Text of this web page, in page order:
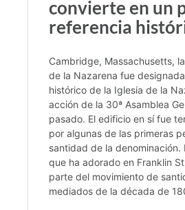
convierte en un
referencia
Cambridge, Massachusetts,
de la Nazarena fue
histórico de la Iglesia de la
acción de la 30ª Asamblea
pasado. El edificio en sí fue
por algunas de las primeras
santidad de la denominación.
que ha adorado en Franklin
parte del movimiento de
mediados de la década de